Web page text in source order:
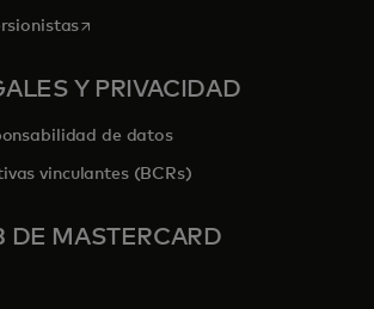
se abre en una pestaña nueva
Y PRIVACIDAD
de datos
vinculantes (BCRs)
DE MASTERCARD
en una pestaña nueva